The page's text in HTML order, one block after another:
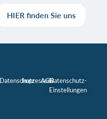
HIER finden Sie uns
DatenschutzImpressum
AGBDatenschutz-
Einstellungen